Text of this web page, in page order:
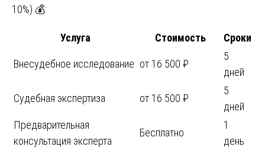
10%) 💰:
Услуга Стоимость Сроки
Внесудебное исследование от 16 500 ₽
5
дней
Судебная экспертиза от 16 500 ₽
5
дней
Предварительная
консультация эксперта
Бесплатно
1
день